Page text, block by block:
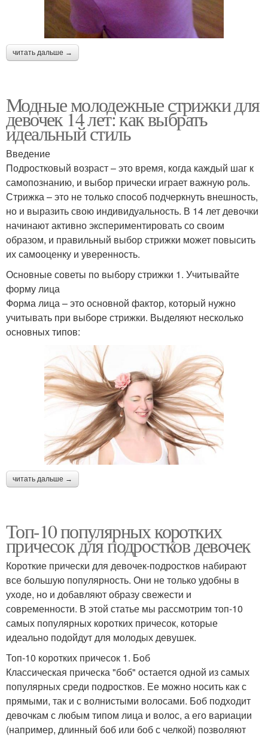
читать дальше →
Модные молодежные стрижки для
девочек 14 лет: как выбрать
идеальный стиль
Введение
Подростковый возраст – это время, когда каждый шаг к
самопознанию, и выбор прически играет важную роль.
Стрижка – это не только способ подчеркнуть внешность,
но и выразить свою индивидуальность. В 14 лет девочки
начинают активно экспериментировать со своим
образом, и правильный выбор стрижки может повысить
их самооценку и уверенность.
Основные советы по выбору стрижки 1. Учитывайте
форму лица
Форма лица – это основной фактор, который нужно
учитывать при выборе стрижки. Выделяют несколько
основных типов:
читать дальше →
Топ-10 популярных коротких
причесок для подростков девочек
Короткие прически для девочек-подростков набирают
все большую популярность. Они не только удобны в
уходе, но и добавляют образу свежести и
современности. В этой статье мы рассмотрим топ-10
самых популярных коротких причесок, которые
идеально подойдут для молодых девушек.
Топ-10 коротких причесок 1. Боб
Классическая прическа "боб" остается одной из самых
популярных среди подростков. Ее можно носить как с
прямыми, так и с волнистыми волосами. Боб подходит
девочкам с любым типом лица и волос, а его вариации
(например, длинный боб или боб с челкой) позволяют